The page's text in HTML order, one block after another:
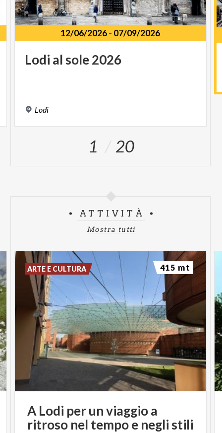
12/06/2026- 07/09/2026
Lodi al sole2026
Lodi
1 20
ATTIVITÀ
Mostra tutti
A Lodi perunviaggioa
ritroso nel tempoe negli stili
ARTE E CULTURA 415 mt